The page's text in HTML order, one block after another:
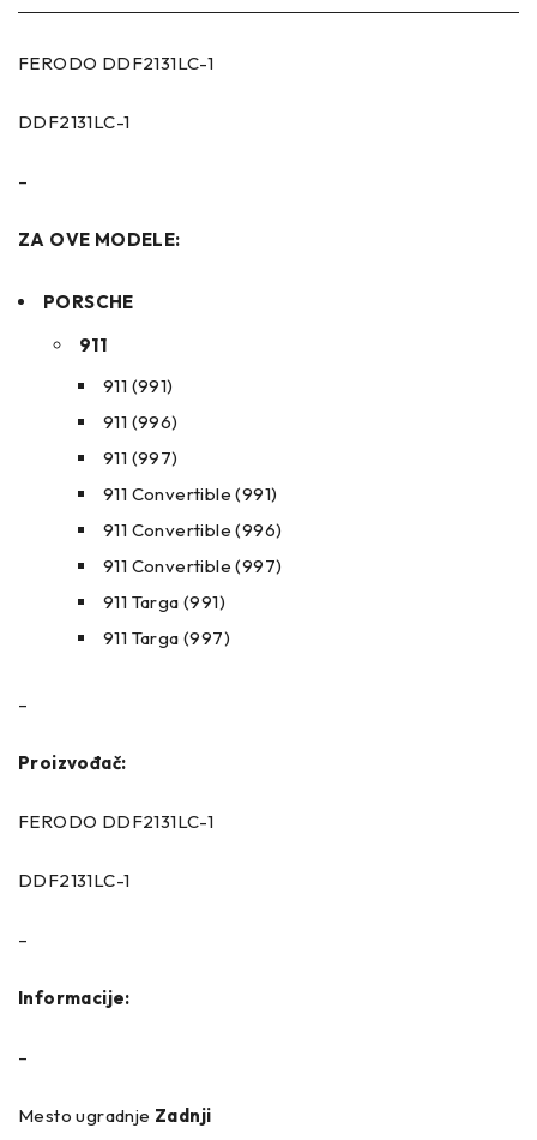
FERODO DDF2131LC-1
DDF2131LC-1
–
ZA OVE MODELE:
PORSCHE
911
911 (991)
911 (996)
911 (997)
911 Convertible (991)
911 Convertible (996)
911 Convertible (997)
911 Targa (991)
911 Targa (997)
–
Proizvođač:
FERODO DDF2131LC-1
DDF2131LC-1
–
Informacije:
–
Mesto ugradnje Zadnji